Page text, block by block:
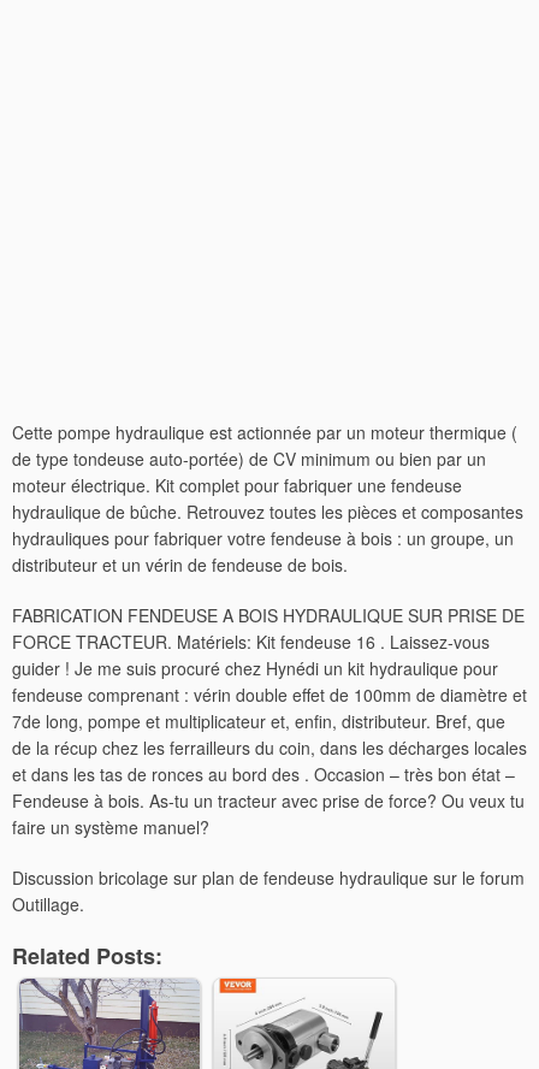
Cette pompe hydraulique est actionnée par un moteur thermique (
de type tondeuse auto-portée) de CV minimum ou bien par un
moteur électrique. Kit complet pour fabriquer une fendeuse
hydraulique de bûche. Retrouvez toutes les pièces et composantes
hydrauliques pour fabriquer votre fendeuse à bois : un groupe, un
distributeur et un vérin de fendeuse de bois.
FABRICATION FENDEUSE A BOIS HYDRAULIQUE SUR PRISE DE
FORCE TRACTEUR. Matériels: Kit fendeuse 16 . Laissez-vous
guider ! Je me suis procuré chez Hynédi un kit hydraulique pour
fendeuse comprenant : vérin double effet de 100mm de diamètre et
7de long, pompe et multiplicateur et, enfin, distributeur. Bref, que
de la récup chez les ferrailleurs du coin, dans les décharges locales
et dans les tas de ronces au bord des . Occasion – très bon état –
Fendeuse à bois. As-tu un tracteur avec prise de force? Ou veux tu
faire un système manuel?
Discussion bricolage sur plan de fendeuse hydraulique sur le forum
Outillage.
Related Posts: